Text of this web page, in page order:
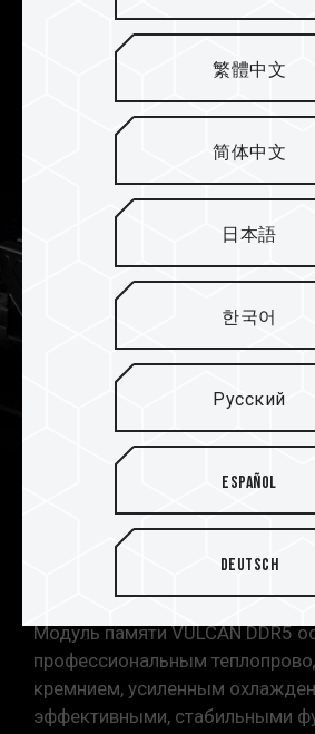
обеспечивает повышение
при оптимальной
пользователям наслаждаться
разгоном на платформах Intel и
щелчком мыши.
Усиленная
охлаждения PMIC
Модуль памяти VULCAN DDR5
профессиональным
кремнием, усиленным
эффективными, стабильными
繁體中文
简体中文
日本語
한국어
Русский
Español
Deutsch